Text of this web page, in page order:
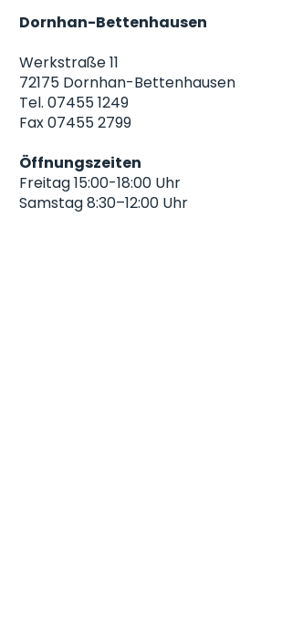
Dornhan-Bettenhausen
Werkstraße 11
72175 Dornhan-Bettenhausen
Tel. 07455 1249
Fax 07455 2799
Öffnungszeiten
Freitag 15:00-18:00 Uhr
Samstag 8:30–12:00 Uhr